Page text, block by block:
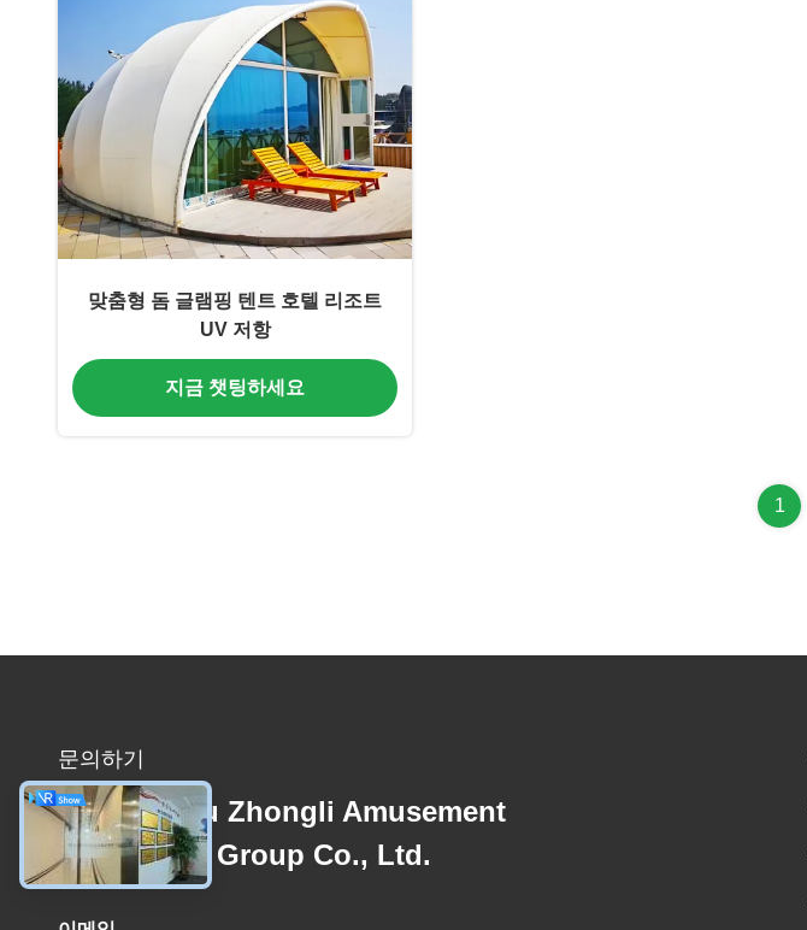
맞춤형 돔 글램핑 텐트 호텔 리조트
UV 저항
지금 챗팅하세요
1
문의하기
Guangzhou Zhongli Amusement
Equipment Group Co., Ltd.